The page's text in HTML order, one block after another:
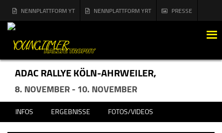
NENNPLATTFORM YT NENNPLATTFORM YRT PRESSE
ADAC RALLYE KÖLN-AHRWEILER,
8. NOVEMBER - 10. NOVEMBER
INFOS ERGEBNISSE FOTOS/VIDEOS